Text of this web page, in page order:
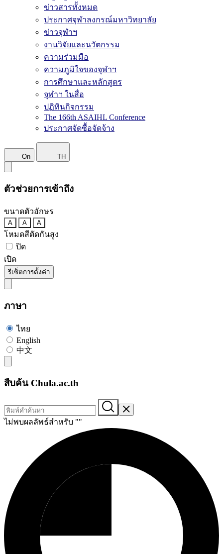
ข่าวสารทั้งหมด
ประกาศจุฬาลงกรณ์มหาวิทยาลัย
ข่าวจุฬาฯ
งานวิจัยและนวัตกรรม
ความร่วมมือ
ความภูมิใจของจุฬาฯ
การศึกษาและหลักสูตร
จุฬาฯ ในสื่อ
ปฏิทินกิจกรรม
The 166th ASAIHL Conference
ประกาศจัดซื้อจัดจ้าง
On TH
ตัวช่วยการเข้าถึง
ขนาดตัวอักษร
A A A
โหมดสีตัดกันสูง
ปิด
เปิด
รีเซ็ตการตั้งค่า
ภาษา
ไทย
English
中文
สืบค้น Chula.ac.th
ไม่พบผลลัพธ์สำหรับ ""